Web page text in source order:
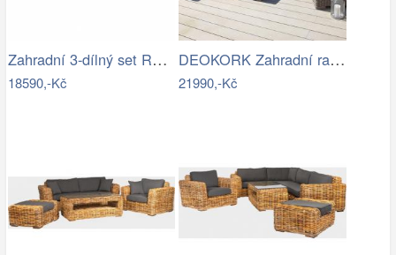
Zahradní 3-dílný set RODEN Tempo Kondela
18590,-Kč
DEOKORK Zahradní ratanová sestava…
21990,-Kč